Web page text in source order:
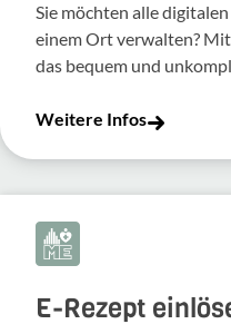
Sie möchten alle
einem Ort verwalten?
das bequem und
Weitere Infos
E-Rezept